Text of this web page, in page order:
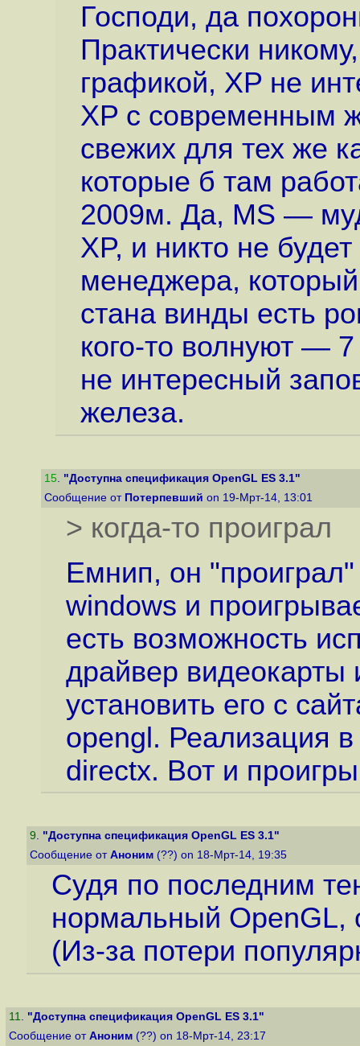
Господи, да
Практически
графикой, XP не
XP с современным
свежих для тех же
которые б там
2009м. Да, MS —
XP, и никто не
менеджера,
стана винды есть
кого-то волнуют —
не интересный
железа.
15. "Доступна спецификация OpenGL ES 3.1"
Сообщение от Потерпевший on 19-Мрт-14, 13:01
> когда-то проиграл
Емнип, он
windows и
есть возможность
драйвер видеокарты
установить его с
opengl. Реализация
directx. Вот и
9. "Доступна спецификация OpenGL ES 3.1"
Сообщение от Аноним (??) on 18-Мрт-14, 19:35
Судя по последним
нормальный OpenGL,
(Из-за потери
11. "Доступна спецификация OpenGL ES 3.1"
Сообщение от Аноним (??) on 18-Мрт-14, 23:17